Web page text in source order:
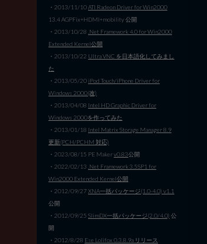
・2013/11/10ATI Radeon Driver for Win2000
13.4 AGPFix+HDMI+mobility 公開
・2013/10/28 .Net Framework 4.0 for Win2000
Extended Kernel公開
・2013/10/22 Ultra VNC を日本語化してみまし
た
・2013/05/20 iPod Touch/iPhone Driver for
Windows 2000(改)
・2013/04/08 Intel HD Graphic Driver for
Windows 2000を作ってみた
・2013/01/18 Intel Matrix Storage Manager 8.9
更新(PCH/PCHM 対応)
・2023/08/15 PE Makerv0.83公開
・2022/02/13 .Net Framework 3.5SP1 for
Win2000 Extended Kernel公開
・2012/09/27XNA一括パッケージ(1.0-4.0) v1.1
公開
・2012/09/25 SlimDX一括パッケージ(2.0/4.0) 公
開
・2012/8/28 Ese Lolifox 0.3.8.9a リリース